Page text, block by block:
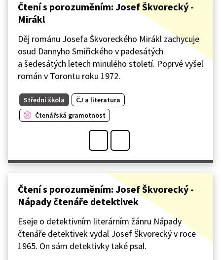
Čtení s porozuměním: Josef Škvorecký -
Mirákl
Děj románu Josefa Škvoreckého Mirákl zachycuje
osud Dannyho Smiřického v padesátých
a šedesátých letech minulého století. Poprvé vyšel
román v Torontu roku 1972.
Střední škola
ČJ a literatura
Čtenářská gramotnost
Čtení s porozuměním: Josef Škvorecký -
Nápady čtenáře detektivek
Eseje o detektivním literárním žánru Nápady
čtenáře detektivek vydal Josef Škvorecký v roce
1965. On sám detektivky také psal.